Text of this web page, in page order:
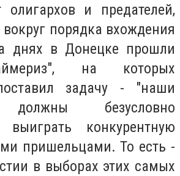
олигархов и предателей,
вокруг порядка вхождения
днях в Донецке прошли
на которых
задачу - "наши
должны безусловно
конкурентную
пришельцами. То есть -
в выборах этих самых